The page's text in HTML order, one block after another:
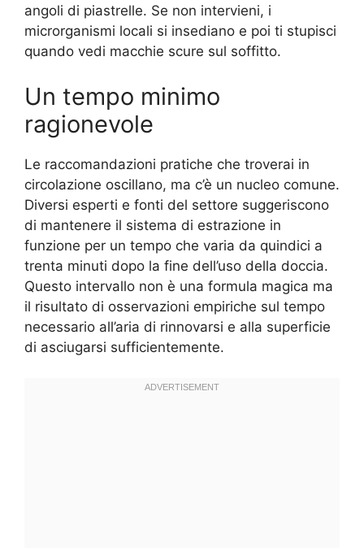
angoli di piastrelle. Se non intervieni, i
microrganismi locali si insediano e poi ti stupisci
quando vedi macchie scure sul soffitto.
Un tempo minimo
ragionevole
Le raccomandazioni pratiche che troverai in
circolazione oscillano, ma c’è un nucleo comune.
Diversi esperti e fonti del settore suggeriscono
di mantenere il sistema di estrazione in
funzione per un tempo che varia da quindici a
trenta minuti dopo la fine dell’uso della doccia.
Questo intervallo non è una formula magica ma
il risultato di osservazioni empiriche sul tempo
necessario all’aria di rinnovarsi e alla superficie
di asciugarsi sufficientemente.